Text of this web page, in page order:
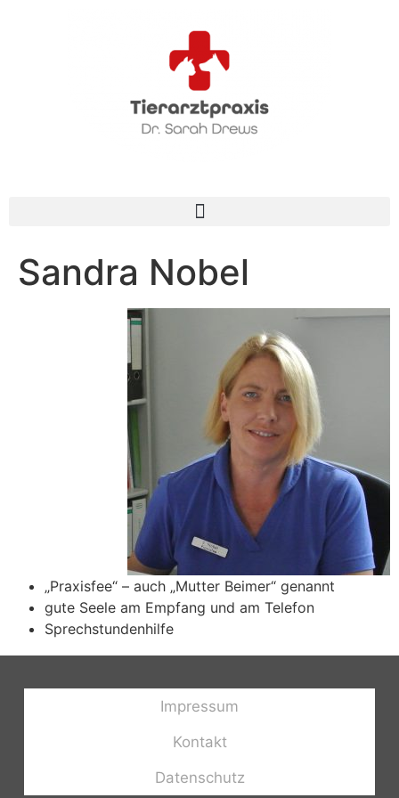
Sandra Nobel
„Praxisfee“ – auch „Mutter Beimer“ genannt
gute Seele am Empfang und am Telefon
Sprechstundenhilfe
Impressum
Kontakt
Datenschutz